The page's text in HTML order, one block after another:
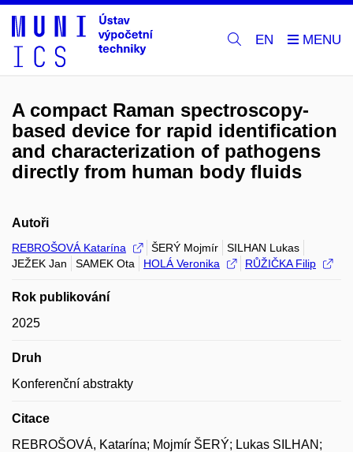
EN
A compact Raman spectroscopy-
based device for rapid identification
and characterization of pathogens
directly from human body fluids
Autoři
REBROŠOVÁ Katarína ŠERÝ Mojmír
SILHAN Lukas
JEŽEK Jan
SAMEK Ota HOLÁ Veronika RŮŽIČKA Filip
Rok publikování
2025
Druh
Konferenční abstrakty
Citace
REBROŠOVÁ, Katarína; Mojmír ŠERÝ; Lukas SILHAN;